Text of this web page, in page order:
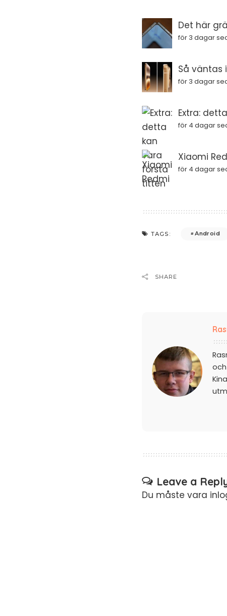
Det här
för 3 dagar
Så väntas
för 3 dagar
Extra:
för 4 dagar
Xiaomi
för 4 dagar
TAGS: Android
SHARE
Leave a
Du måste vara